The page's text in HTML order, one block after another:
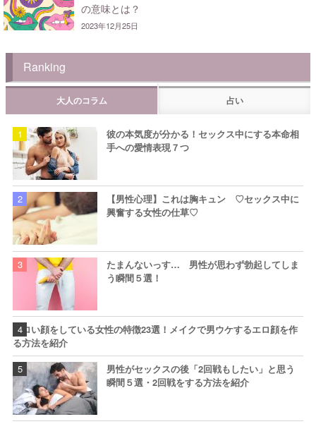
の意味とは？
2023年12月25日
Ranking
大人のコラム 占い
彼の本気度が分かる！セックス中にする本命相
手への愛情表現７つ
【男性心理】これは胸キュン ♡セックス中に
興奮する女性の仕草♡
たまんないっす… 男性が思わず勃起してしま
う瞬間５選！
エロい顔をしている女性の特徴23選！メイクで男ウケするエロ顔を作
る方法を紹介
男性がセックスの後「2回戦もしたい」と思う
瞬間５選・2回戦をする方法を紹介